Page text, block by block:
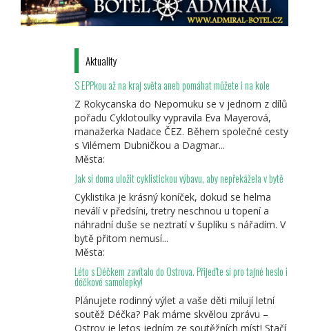
která
končí
Medvědího
pramene
Mariánských
Lázní
Aktuality
S EPPkou až na kraj světa aneb pomáhat můžete i na kole
Z Rokycanska do Nepomuku se v jednom z dílů
pořadu Cyklotoulky vypravila Eva Mayerová,
manažerka Nadace ČEZ. Během společné cesty
s Vilémem Dubničkou a Dagmar...
Města:
Jak si doma uložit cyklistickou výbavu, aby nepřekážela v bytě
Cyklistika je krásný koníček, dokud se helma
neválí v předsíni, tretry neschnou u topení a
náhradní duše se neztratí v šuplíku s nářadím. V
bytě přitom nemusí...
Města:
Léto s Déčkem zavítalo do Ostrova. Přijeďte si pro tajné heslo i
déčkové samolepky!
Plánujete rodinný výlet a vaše děti milují letní
soutěž Déčka? Pak máme skvělou zprávu –
Ostrov je letos jedním ze soutěžních míst! Stačí